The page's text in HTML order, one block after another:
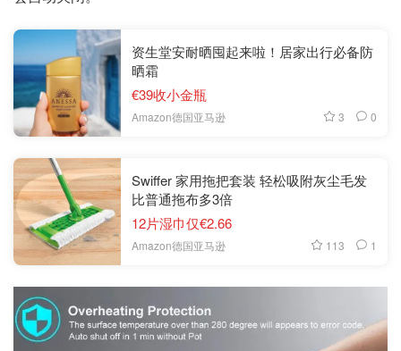
资生堂安耐晒囤起来啦！居家出行必备防
晒霜
€39收小金瓶
Amazon德国亚马逊 3 0
Swiffer 家用拖把套装 轻松吸附灰尘毛发
比普通拖布多3倍
12片湿巾仅€2.66
Amazon德国亚马逊 113 1